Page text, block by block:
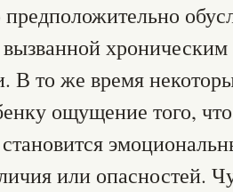
предположительно
В то же время
ощущение того,
или опасностей.